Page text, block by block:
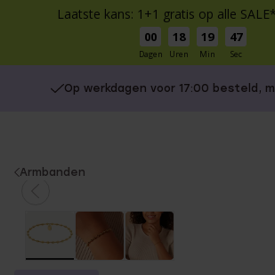
Laatste kans: 1+1 gratis op alle
00
Dagen
18
Uren
19
Min
47
Sec
Op werkdagen voor 17:00 besteld,
You
Armbanden